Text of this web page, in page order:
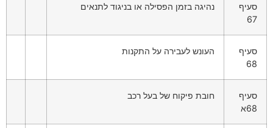
סעיף
67
נהיגה בזמן הפסילה או בניגוד לתנאים
סעיף
68
העונש לעבירה על התקנות
סעיף
68א
חובת פיקוח של בעל רכב